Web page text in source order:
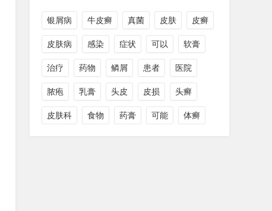
银屑病 牛皮癣 真菌 皮肤 皮癣
皮肤病 感染 症状 可以 软膏
治疗 药物 鳞屑 患者 医院
脓疱 乳膏 头皮 皮损 头癣
皮肤科 食物 药膏 可能 体癣